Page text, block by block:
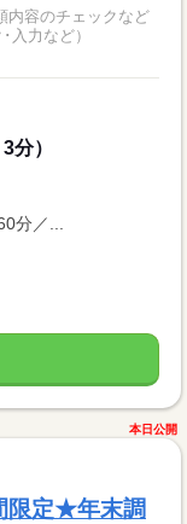
内容のチェックなど
入力など）
分）
分／...
本日公開
限定★年末調